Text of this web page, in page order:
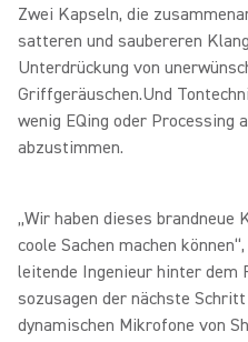
Zwei Kapseln, die
satteren und saubereren
Unterdrückung von
Griffgeräuschen.Und
wenig EQing oder Processing
abzustimmen.
„Wir haben dieses
coole Sachen machen
leitende Ingenieur hinter dem
sozusagen der nächste
dynamischen Mikrofone von